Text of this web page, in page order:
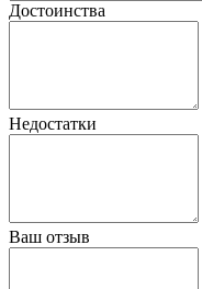
Достоинства
Недостатки
Ваш отзыв